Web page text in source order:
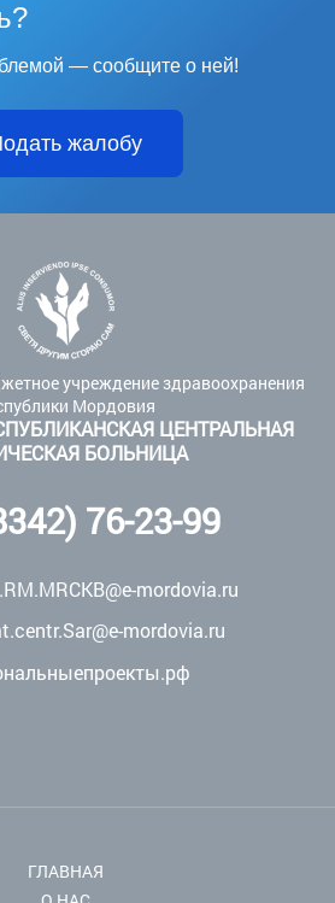
— сообщите о ней!
жалобу
учреждение здравоохранения
Мордовия
ЦЕНТРАЛЬНАЯ
БОЛЬНИЦА
76-23-99
mordovia.ru
mordovia.ru
ГЛАВНАЯ